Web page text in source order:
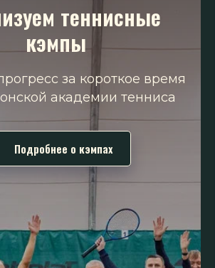
теннисные
кэмпы
за короткое время
академии тенниса
Подробнее о кэмпах